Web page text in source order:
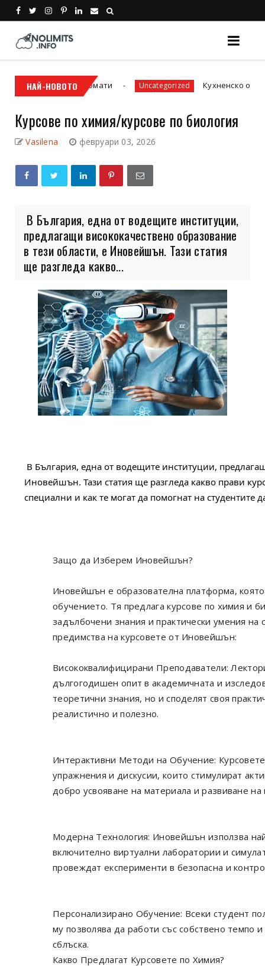
НАЙ-НОВОТО
аромати Uncategorized Кухненско оборудване
Курсове по химия/курсове по биология
Vasilena февруари 03, 2026
В България, една от водещите институции,
предлагащи висококачествено образование
в тези области, е Иновейшън. Тази статия
ще разгледа какво...
В България, една от водещите институции,
Иновейшън. Тази статия ще разгледа какво прави
специални и как те могат да помогнат на студентите
Защо да Изберем Иновейшън?
Иновейшън е образователна платформа,
обучението. Тя предлага курсове по химия и
задълбочени знания и практически умения на
предимства на курсовете от Иновейшън:
Висококвалифицирани Преподаватели:
дългогодишен опит в академичната и
теоретични знания, но и споделят своя
реалистично и полезно.
Интерактивни Методи на Обучение:
упражнения и дискусии, които стимулират
добро усвояване на материала и развиване на
Модерна Технология: Иновейшън използва
включително виртуални лаборатории и
провеждат експерименти в безопасна и
Персонализирано Обучение: Всеки студент
му позволява да работи със собствено темпо
сблъска.
Какво Предлагат Курсовете по Химия?